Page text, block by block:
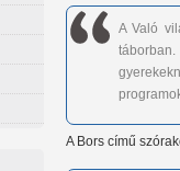
A Való
A Bors című